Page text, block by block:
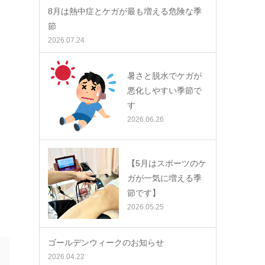
8月は熱中症とケガが最も増える危険な季
節
2026.07.24
暑さと脱水でケガが
悪化しやすい季節で
す
2026.06.26
【5月はスポーツのケ
ガが一気に増える季
節です】
2026.05.25
ゴールデンウィークのお知らせ
2026.04.22